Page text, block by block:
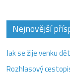
Nejnovější
Jak se žije venku
Rozhlasový